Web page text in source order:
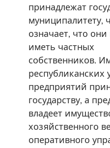
принадлежат
муниципалитету,
означает, что они
иметь частных
собственников.
республиканских
предприятий
государству, а
владеет
хозяйственного
оперативного